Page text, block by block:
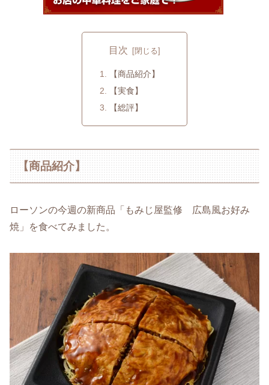
目次
【商品紹介】
【実食】
【総評】
【商品紹介】
ローソンの今週の新商品「もみじ屋監修 広島風お好み
焼」を食べてみました。